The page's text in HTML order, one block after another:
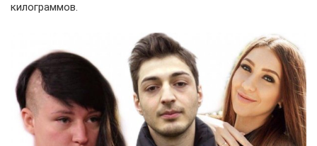
килограммов.